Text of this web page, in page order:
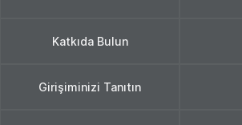
Katkıda Bulun
Girişiminizi Tanıtın